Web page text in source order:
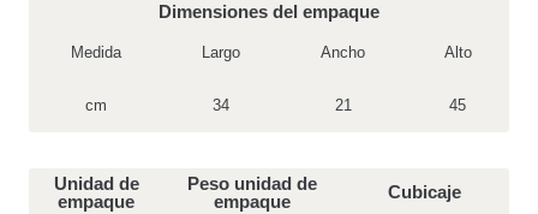
Dimensiones del empaque
Medida Largo Ancho Alto
cm 34 21 45
Unidad de
empaque
Peso unidad de
empaque
Cubicaje